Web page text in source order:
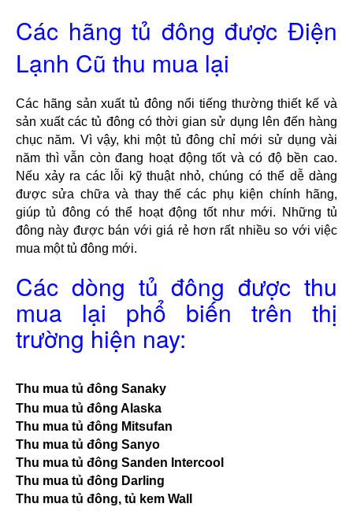
Các hãng tủ đông được Điện
Lạnh Cũ thu mua lại
Các hãng sản xuất tủ đông nổi tiếng thường thiết kế và
sản xuất các tủ đông có thời gian sử dụng lên đến hàng
chục năm. Vì vậy, khi một tủ đông chỉ mới sử dụng vài
năm thì vẫn còn đang hoạt động tốt và có độ bền cao.
Nếu xảy ra các lỗi kỹ thuật nhỏ, chúng có thể dễ dàng
được sửa chữa và thay thế các phụ kiện chính hãng,
giúp tủ đông có thể hoạt động tốt như mới. Những tủ
đông này được bán với giá rẻ hơn rất nhiều so với việc
mua một tủ đông mới.
Các dòng tủ đông được thu
mua lại phổ biến trên thị
trường hiện nay:
Thu mua tủ đông Sanaky
Thu mua tủ đông Alaska
Thu mua tủ đông Mitsufan
Thu mua tủ đông Sanyo
Thu mua tủ đông Sanden Intercool
Thu mua tủ đông Darling
Thu mua tủ đông, tủ kem Wall